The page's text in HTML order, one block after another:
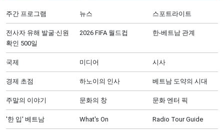
주간 프로그램 뉴스 스포트라이트
전사자 유해 발굴·신원
확인 500일
2026 FIFA 월드컵 한-베트남 관계
국제 미디어 시사
경제 초점 하노이의 인사 베트남 도약의 시대
주말의 이야기 문화의 창 문화 엔터 픽
'한 입' 베트남 What's On Radio Tour Guide